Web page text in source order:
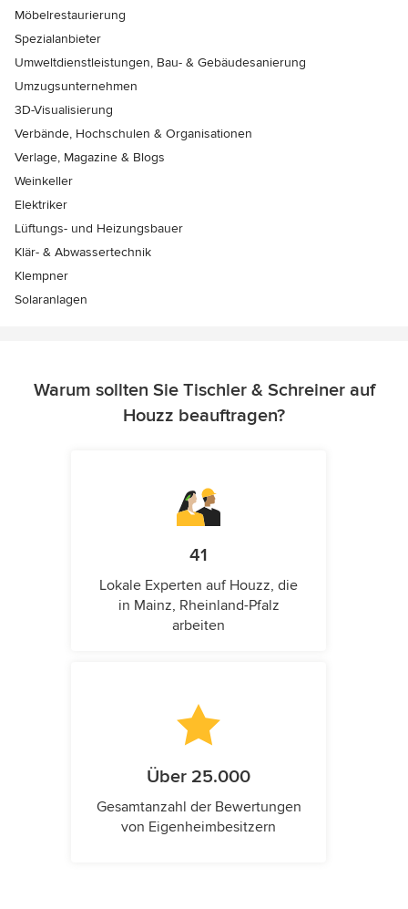
Möbelrestaurierung
Spezialanbieter
Umweltdienstleistungen, Bau- & Gebäudesanierung
Umzugsunternehmen
3D-Visualisierung
Verbände, Hochschulen & Organisationen
Verlage, Magazine & Blogs
Weinkeller
Elektriker
Lüftungs- und Heizungsbauer
Klär- & Abwassertechnik
Klempner
Solaranlagen
Warum sollten Sie Tischler & Schreiner auf
Houzz beauftragen?
41
Lokale Experten auf Houzz, die
in Mainz, Rheinland-Pfalz
arbeiten
Über 25.000
Gesamtanzahl der Bewertungen
von Eigenheimbesitzern